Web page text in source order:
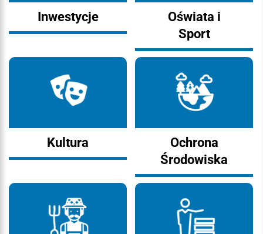
Inwestycje
Oświata i
Sport
Kultura
Ochrona
Środowiska